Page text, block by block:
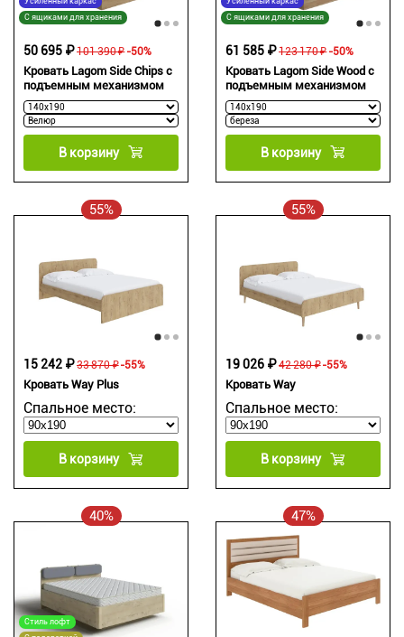
С ящиками для хранения
Кровать Lagom Side Chips с
подъемным механизмом
101 390 ₽
50 695 ₽ -50%
В корзину
С ящиками для хранения
Кровать Lagom Side Wood с
подъемным механизмом
123 170 ₽
61 585 ₽ -50%
В корзину
55%
Кровать Way Plus
Спальное место:
33 870 ₽
15 242 ₽ -55%
В корзину
55%
Кровать Way
Спальное место:
42 280 ₽
19 026 ₽ -55%
В корзину
40%
Стиль лофт
47%